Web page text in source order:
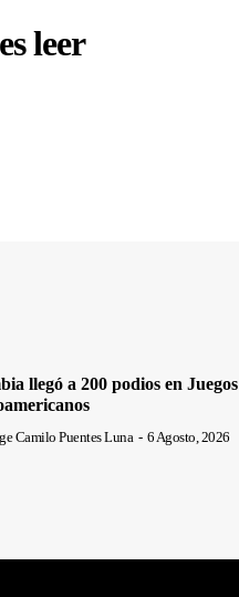
leer
llegó a 200 podios en Juegos
Camilo Puentes Luna - 6 Agosto, 2026